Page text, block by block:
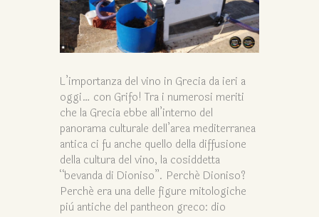
L’importanza del vino in Grecia da ieri a
oggi… con Grifo! Tra i numerosi meriti
che la Grecia ebbe all’interno del
panorama culturale dell’area mediterranea
antica ci fu anche quello della diffusione
della cultura del vino, la cosiddetta
“bevanda di Dioniso”. Perché Dioniso?
Perché era una delle figure mitologiche
più antiche del pantheon greco: dio